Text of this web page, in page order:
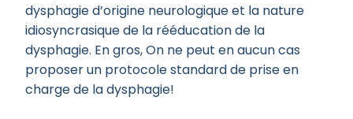
dysphagie d’origine neurologique et la nature
idiosyncrasique de la rééducation de la
dysphagie. En gros, On ne peut en aucun cas
proposer un protocole standard de prise en
charge de la dysphagie!